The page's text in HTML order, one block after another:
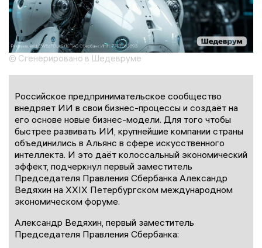
© Сгенерировано в Шедевруме
Российское предпринимательское сообщество
внедряет ИИ в свои бизнес-процессы и создаёт на
его основе новые бизнес-модели. Для того чтобы
быстрее развивать ИИ, крупнейшие компании страны
объединились в Альянс в сфере искусственного
интеллекта. И это даёт колоссальный экономический
эффект, подчеркнул первый заместитель
Председателя Правления Сбербанка Александр
Ведяхин на XXIX Петербургском международном
экономическом форуме.
Александр Ведяхин, первый заместитель
Председателя Правления Сбербанка: